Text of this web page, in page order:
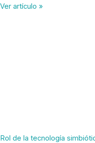
Ver artículo »
Rol de la tecnología